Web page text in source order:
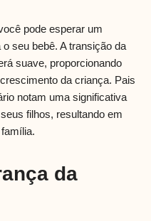
pode esperar um
seu bebê. A transição da
suave, proporcionando
da criança. Pais
notam uma significativa
filhos, resultando em
da